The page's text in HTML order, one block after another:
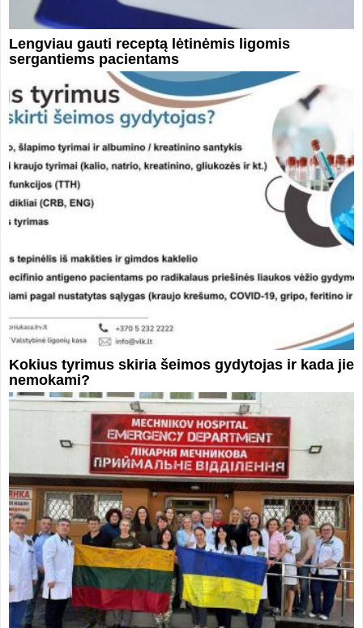
Lengviau gauti receptą lėtinėmis ligomis
sergantiems pacientams
Kokius tyrimus skiria šeimos gydytojas ir kada jie
nemokami?